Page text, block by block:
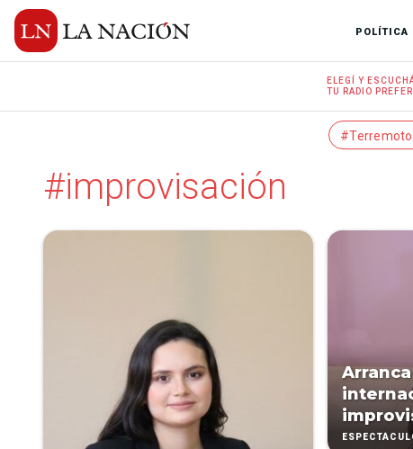
POLÍTICA
ELEGÍ Y
TU RADIO
#improvisación